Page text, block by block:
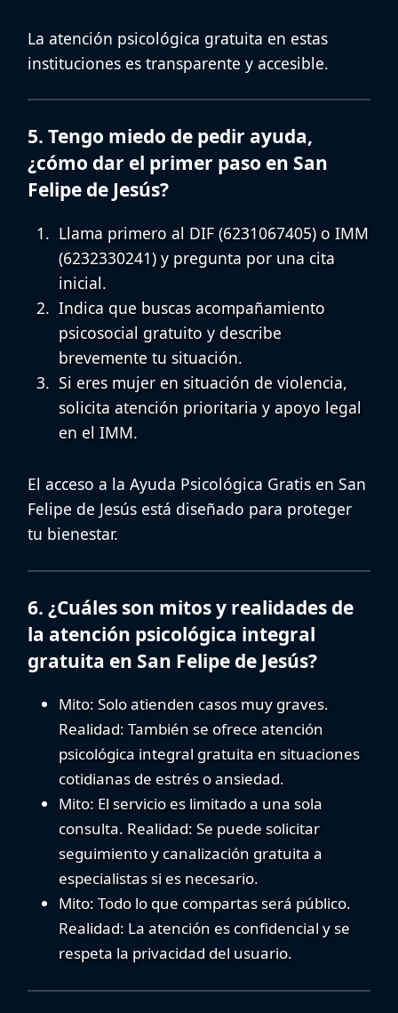
La atención psicológica gratuita en estas
instituciones es transparente y accesible.
5. Tengo miedo de pedir ayuda,
¿cómo dar el primer paso en San
Felipe de Jesús?
Llama primero al DIF (6231067405) o IMM
(6232330241) y pregunta por una cita
inicial.
Indica que buscas acompañamiento
psicosocial gratuito y describe
brevemente tu situación.
Si eres mujer en situación de violencia,
solicita atención prioritaria y apoyo legal
en el IMM.
El acceso a la Ayuda Psicológica Gratis en San
Felipe de Jesús está diseñado para proteger
tu bienestar.
6. ¿Cuáles son mitos y realidades de
la atención psicológica integral
gratuita en San Felipe de Jesús?
Mito: Solo atienden casos muy graves.
Realidad: También se ofrece atención
psicológica integral gratuita en situaciones
cotidianas de estrés o ansiedad.
Mito: El servicio es limitado a una sola
consulta. Realidad: Se puede solicitar
seguimiento y canalización gratuita a
especialistassi es necesario.
Mito: Todo lo que compartas será público.
Realidad: La atención es confidencial y se
respeta la privacidad del usuario.